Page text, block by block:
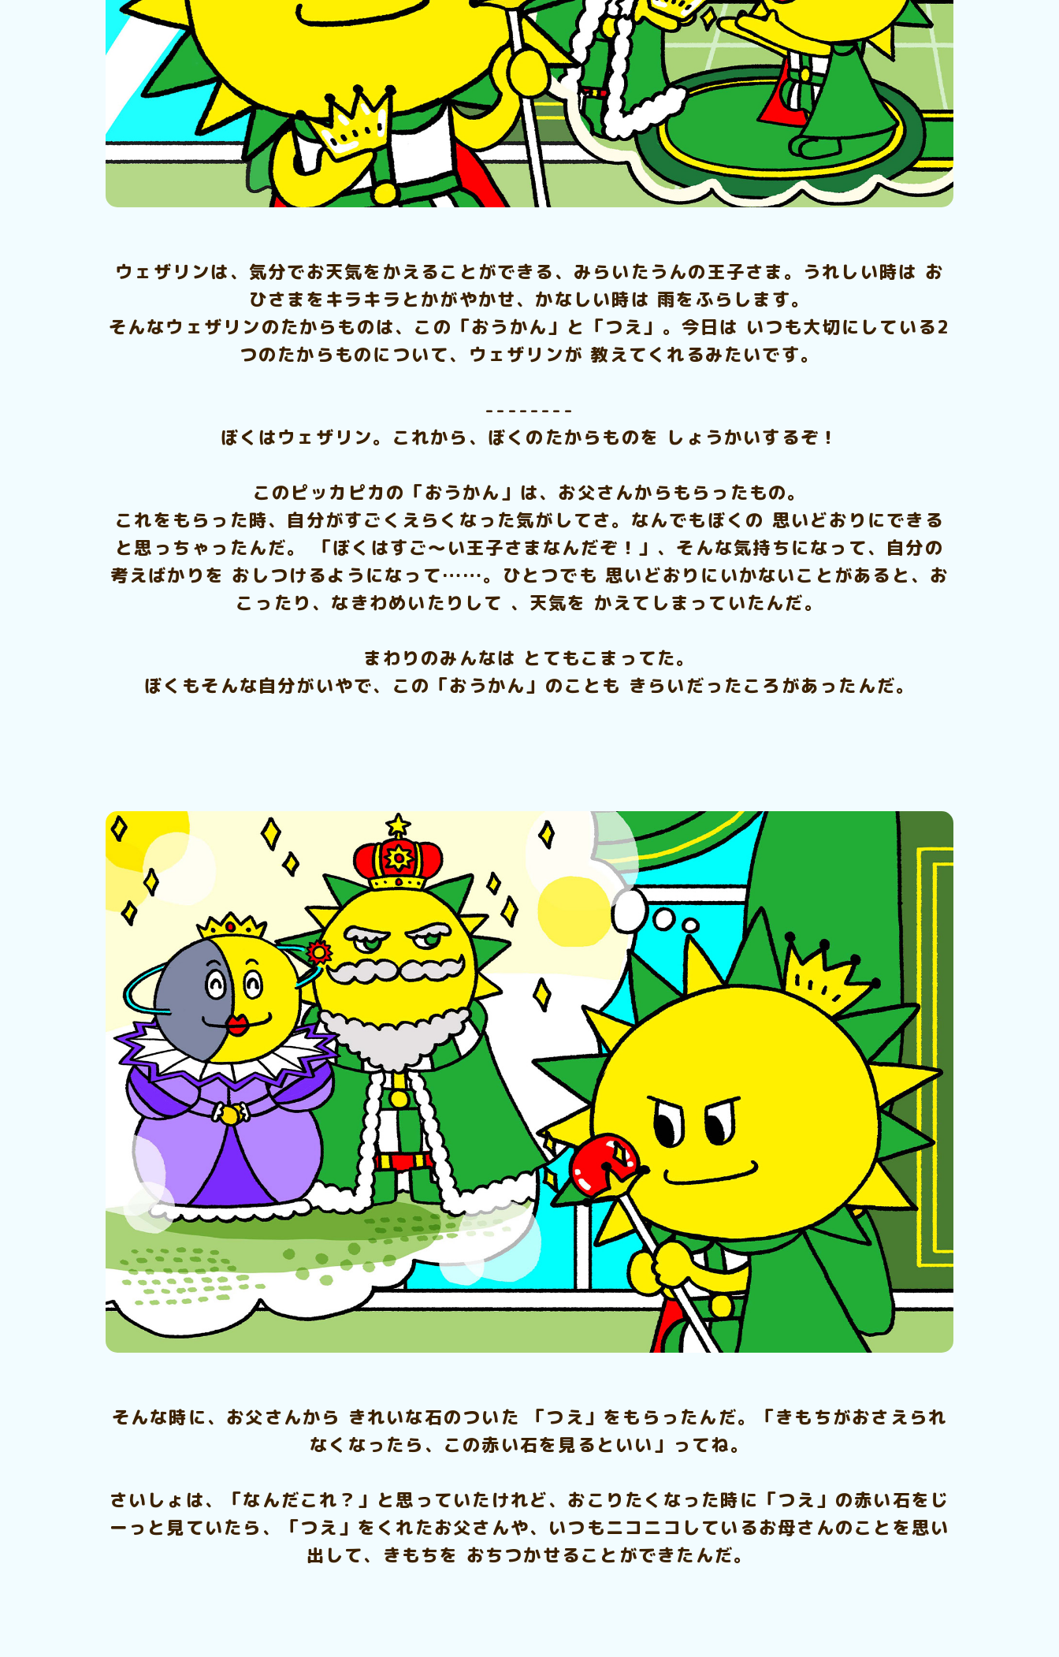
ウェザリンは、気分でお天気をかえることができる、みらいたうんの王子さま。うれしい時は お
ひさまをキラキラとかがやかせ、かなしい時は 雨をふらします。
そんなウェザリンのたからものは、この「おうかん」と「つえ」。今日は いつも大切にしている2
つのたからものについて、ウェザリンが 教えてくれるみたいです。
--------
ぼくはウェザリン。これから、ぼくのたからものを しょうかいするぞ！
このピッカピカの「おうかん」は、お父さんからもらったもの。
これをもらった時、自分がすごくえらくなった気がしてさ。なんでもぼくの 思いどおりにできる
と思っちゃったんだ。 「ぼくはすご～い王子さまなんだぞ！」、そんな気持ちになって、自分の
考えばかりを おしつけるようになって……。ひとつでも 思いどおりにいかないことがあると、お
こったり、なきわめいたりして 、天気を かえてしまっていたんだ。
まわりのみんなは とてもこまってた。
ぼくもそんな自分がいやで、この「おうかん」のことも きらいだったころがあったんだ。
そんな時に、お父さんから きれいな石のついた 「つえ」をもらったんだ。「きもちがおさえられ
なくなったら、この赤い石を見るといい」ってね。
さいしょは、「なんだこれ？」と思っていたけれど、おこりたくなった時に「つえ」の赤い石をじ
ーっと見ていたら、「つえ」をくれたお父さんや、いつもニコニコしているお母さんのことを思い
出して、きもちを おちつかせることができたんだ。